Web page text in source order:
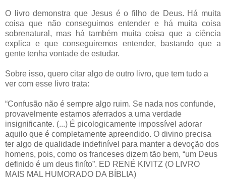
O livro demonstra que Jesus é o filho de Deus. Há muita
coisa que não conseguimos entender e há muita coisa
sobrenatural, mas há também muita coisa que a ciência
explica e que conseguiremos entender, bastando que a
gente tenha vontade de estudar.
Sobre isso, quero citar algo de outro livro, que tem tudo a
ver com esse livro trata:
“Confusão não é sempre algo ruim. Se nada nos confunde,
provavelmente estamos aferrados a uma verdade
insignificante. (...) É picologicamente impossível adorar
aquilo que é completamente apreendido. O divino precisa
ter algo de qualidade indefinível para manter a devoção dos
homens, pois, como os franceses dizem tão bem, “um Deus
definido é um deus finíto”. ED RENÉ KIVITZ (O LIVRO
MAIS MAL HUMORADO DA BÍBLIA)